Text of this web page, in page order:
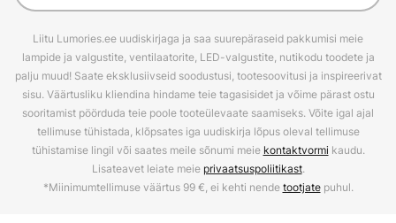
Liitu Lumories.ee uudiskirjaga ja saa suurepäraseid pakkumisi meie
lampide ja valgustite, ventilaatorite, LED-valgustite, nutikodu toodete ja
palju muud! Saate eksklusiivseid soodustusi, tootesoovitusi ja inspireerivat
sisu. Väärtusliku kliendina hindame teie tagasisidet ja võime pärast ostu
sooritamist pöörduda teie poole tooteülevaate saamiseks. Võite igal ajal
tellimuse tühistada, klõpsates iga uudiskirja lõpus oleval tellimuse
tühistamise lingil või saates meile sõnumi meie kontaktvormi kaudu.
Lisateavet leiate meie privaatsuspoliitikast.
*Miinimumtellimuse väärtus 99 €, ei kehti nendetootjatepuhul.